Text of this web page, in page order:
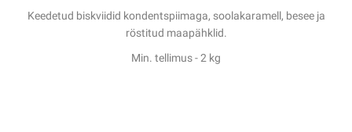
Keedetud biskviidid kondentspiimaga, soolakaramell, besee ja
röstitud maapähklid.
Min. tellimus - 2 kg